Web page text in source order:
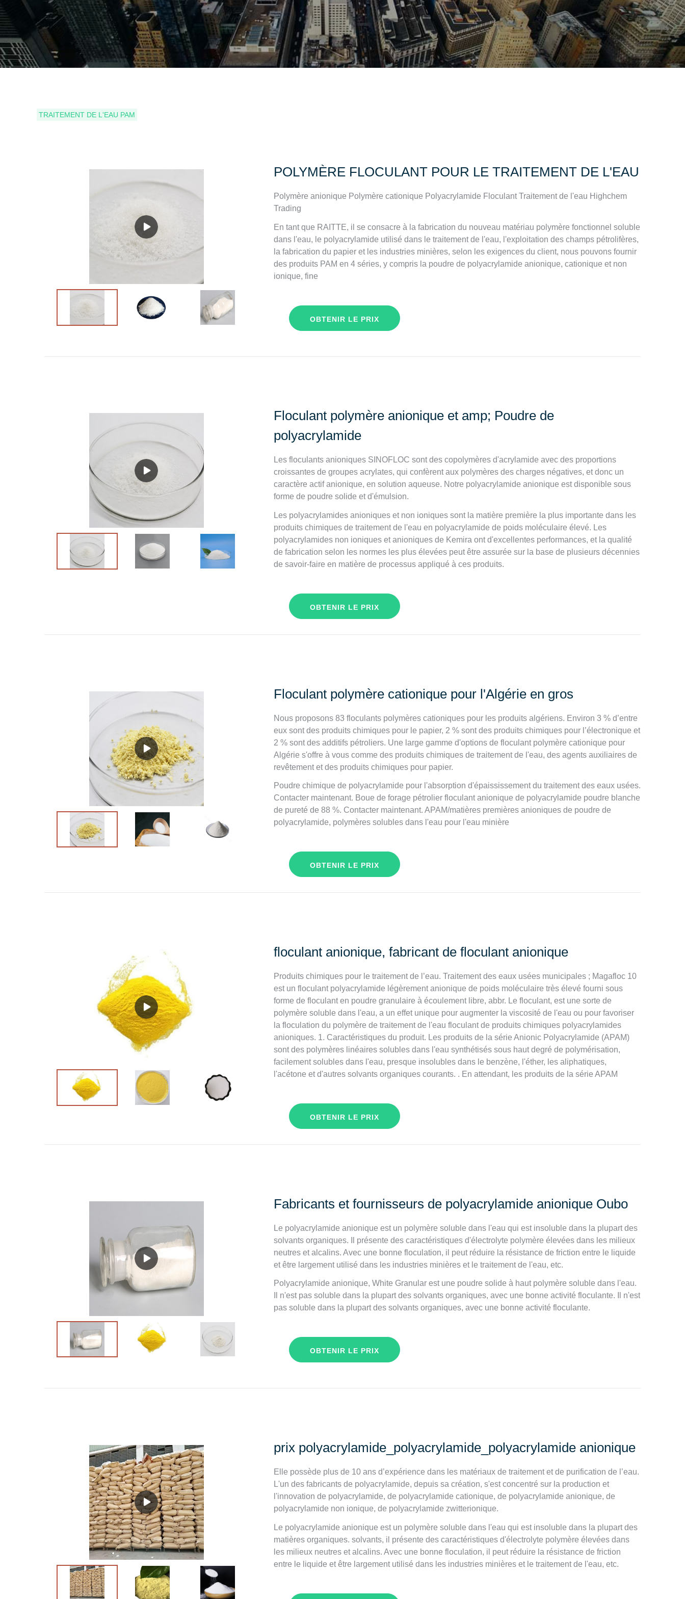
TRAITEMENT DE L'EAU PAM
POLYMÈRE FLOCULANT POUR LE TRAITEMENT DE L'EAU
Polymère anionique Polymère cationique Polyacrylamide Floculant Traitement de l'eau Highchem
Trading
En tant que RAITTE, il se consacre à la fabrication du nouveau matériau polymère fonctionnel soluble
dans l'eau, le polyacrylamide utilisé dans le traitement de l'eau, l'exploitation des champs pétrolifères,
la fabrication du papier et les industries minières, selon les exigences du client, nous pouvons fournir
des produits PAM en 4 séries, y compris la poudre de polyacrylamide anionique, cationique et non
ionique, fine
OBTENIR LE PRIX
Floculant polymère anionique et amp; Poudre de
polyacrylamide
Les floculants anioniques SINOFLOC sont des copolymères d'acrylamide avec des proportions
croissantes de groupes acrylates, qui confèrent aux polymères des charges négatives, et donc un
caractère actif anionique, en solution aqueuse. Notre polyacrylamide anionique est disponible sous
forme de poudre solide et d'émulsion.
Les polyacrylamides anioniques et non ioniques sont la matière première la plus importante dans les
produits chimiques de traitement de l'eau en polyacrylamide de poids moléculaire élevé. Les
polyacrylamides non ioniques et anioniques de Kemira ont d'excellentes performances, et la qualité
de fabrication selon les normes les plus élevées peut être assurée sur la base de plusieurs décennies
de savoir-faire en matière de processus appliqué à ces produits.
OBTENIR LE PRIX
Floculant polymère cationique pour l'Algérie en gros
Nous proposons 83 floculants polymères cationiques pour les produits algériens. Environ 3 % d’entre
eux sont des produits chimiques pour le papier, 2 % sont des produits chimiques pour l’électronique et
2 % sont des additifs pétroliers. Une large gamme d'options de floculant polymère cationique pour
Algérie s'offre à vous comme des produits chimiques de traitement de l'eau, des agents auxiliaires de
revêtement et des produits chimiques pour papier.
Poudre chimique de polyacrylamide pour l'absorption d'épaississement du traitement des eaux usées.
Contacter maintenant. Boue de forage pétrolier floculant anionique de polyacrylamide poudre blanche
de pureté de 88 %. Contacter maintenant. APAM/matières premières anioniques de poudre de
polyacrylamide, polymères solubles dans l'eau pour l'eau minière
OBTENIR LE PRIX
floculant anionique, fabricant de floculant anionique
Produits chimiques pour le traitement de l’eau. Traitement des eaux usées municipales ; Magafloc 10
est un floculant polyacrylamide légèrement anionique de poids moléculaire très élevé fourni sous
forme de floculant en poudre granulaire à écoulement libre, abbr. Le floculant, est une sorte de
polymère soluble dans l'eau, a un effet unique pour augmenter la viscosité de l'eau ou pour favoriser
la floculation du polymère de traitement de l'eau floculant de produits chimiques polyacrylamides
anioniques. 1. Caractéristiques du produit. Les produits de la série Anionic Polyacrylamide (APAM)
sont des polymères linéaires solubles dans l'eau synthétisés sous haut degré de polymérisation,
facilement solubles dans l'eau, presque insolubles dans le benzène, l'éther, les aliphatiques,
l'acétone et d'autres solvants organiques courants. . En attendant, les produits de la série APAM
OBTENIR LE PRIX
Fabricants et fournisseurs de polyacrylamide anionique Oubo
Le polyacrylamide anionique est un polymère soluble dans l'eau qui est insoluble dans la plupart des
solvants organiques. Il présente des caractéristiques d'électrolyte polymère élevées dans les milieux
neutres et alcalins. Avec une bonne floculation, il peut réduire la résistance de friction entre le liquide
et être largement utilisé dans les industries minières et le traitement de l'eau, etc.
Polyacrylamide anionique, White Granular est une poudre solide à haut polymère soluble dans l'eau.
Il n'est pas soluble dans la plupart des solvants organiques, avec une bonne activité floculante. Il n'est
pas soluble dans la plupart des solvants organiques, avec une bonne activité floculante.
OBTENIR LE PRIX
prix polyacrylamide_polyacrylamide_polyacrylamide anionique
Elle possède plus de 10 ans d’expérience dans les matériaux de traitement et de purification de l’eau.
L'un des fabricants de polyacrylamide, depuis sa création, s'est concentré sur la production et
l'innovation de polyacrylamide, de polyacrylamide cationique, de polyacrylamide anionique, de
polyacrylamide non ionique, de polyacrylamide zwitterionique.
Le polyacrylamide anionique est un polymère soluble dans l'eau qui est insoluble dans la plupart des
matières organiques. solvants, il présente des caractéristiques d'électrolyte polymère élevées dans
les milieux neutres et alcalins. Avec une bonne floculation, il peut réduire la résistance de friction
entre le liquide et être largement utilisé dans les industries minières et le traitement de l'eau, etc.